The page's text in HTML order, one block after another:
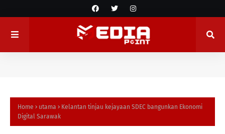
Home utama
Kelantan tinjau kejayaan SDEC bangunkan Ekonomi
Digital Sarawak